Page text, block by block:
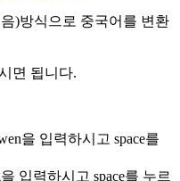
)방식으로 중국어를 변환
면 됩니다.
을 입력하시고 space를
을 입력하시고 space를 누르